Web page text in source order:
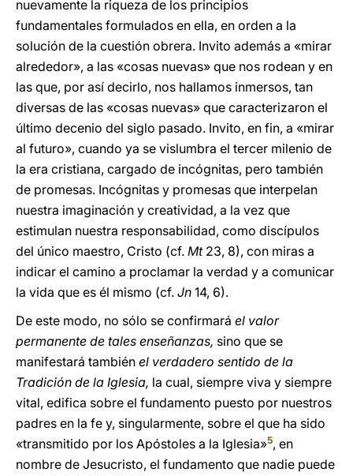
nuevamente la riqueza de los principios
fundamentales formulados en ella, en orden a la
solución de la cuestión obrera. Invito además a «mirar
alrededor», a las «cosas nuevas» que nos rodean y en
las que, por así decirlo, nos hallamos inmersos, tan
diversas de las «cosas nuevas» que caracterizaron el
último decenio del siglo pasado. Invito, en fin, a «mirar
al futuro», cuando ya se vislumbra el tercer milenio de
la era cristiana, cargado de incógnitas, pero también
de promesas. Incógnitas y promesas que interpelan
nuestra imaginación y creatividad, a la vez que
estimulan nuestra responsabilidad, como discípulos
del único maestro, Cristo (cf. Mt 23, 8), con miras a
indicar el camino a proclamar la verdad y a comunicar
la vida que es él mismo (cf. Jn 14, 6).
De este modo, no sólo se confirmará el valor
permanente de tales enseñanzas, sino que se
manifestará también el verdadero sentido de la
Tradición de la Iglesia, la cual, siempre viva y siempre
vital, edifica sobre el fundamento puesto por nuestros
padres en la fe y, singularmente, sobre el que ha sido
«transmitido por los Apóstoles a la Iglesia»5, en
nombre de Jesucristo, el fundamento que nadie puede